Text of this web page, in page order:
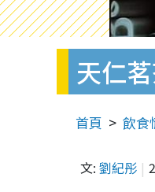
天仁
首頁 飲食
文: 劉紀彤